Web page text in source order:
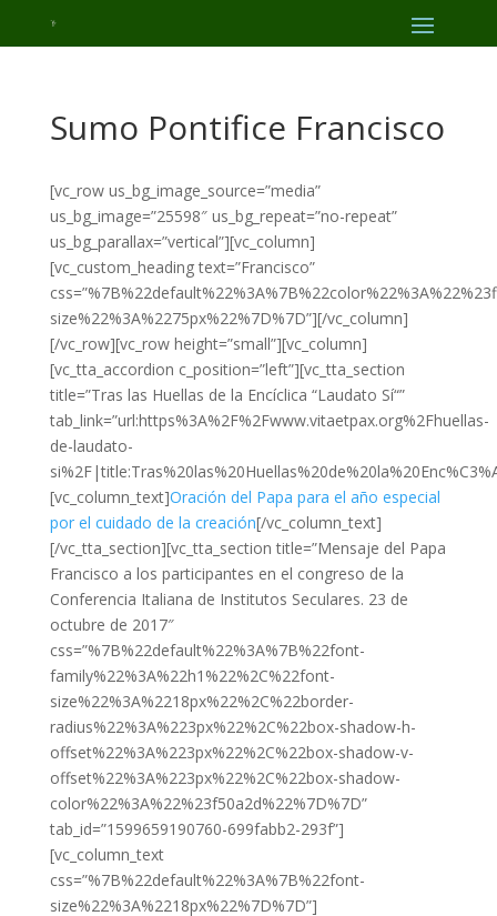
Sumo Pontifice Francisco
[vc_row us_bg_image_source=”media”
us_bg_image=”25598″ us_bg_repeat=”no-repeat”
us_bg_parallax=”vertical”][vc_column]
[vc_custom_heading text=”Francisco”
size%22%3A%2275px%22%7D%7D”][/vc_column]
[/vc_row][vc_row height=”small”][vc_column]
[vc_tta_accordion c_position=”left”][vc_tta_section
title=”Tras las Huellas de la Encíclica “Laudato Sí“”
tab_link=”url:https%3A%2F%2Fwww.vitaetpax.org%2Fhuellas-
de-laudato-
[vc_column_text]Oración del Papa para el año especial
por el cuidado de la creación[/vc_column_text]
[/vc_tta_section][vc_tta_section title=”Mensaje del Papa
Francisco a los participantes en el congreso de la
Conferencia Italiana de Institutos Seculares. 23 de
octubre de 2017″
css=”%7B%22default%22%3A%7B%22font-
family%22%3A%22h1%22%2C%22font-
size%22%3A%2218px%22%2C%22border-
radius%22%3A%223px%22%2C%22box-shadow-h-
offset%22%3A%223px%22%2C%22box-shadow-v-
offset%22%3A%223px%22%2C%22box-shadow-
color%22%3A%22%23f50a2d%22%7D%7D”
tab_id=”1599659190760-699fabb2-293f”]
[vc_column_text
css=”%7B%22default%22%3A%7B%22font-
size%22%3A%2218px%22%7D%7D”]